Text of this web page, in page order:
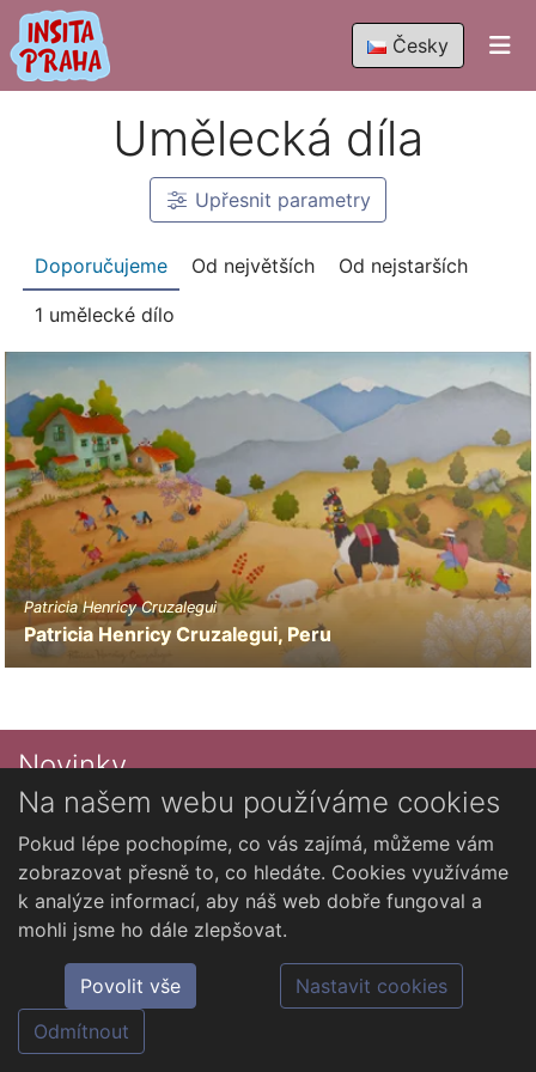
Česky
Umělecká díla
Upřesnit parametry
Doporučujeme Od největších Od nejstarších
1 umělecké dílo
Patricia Henricy Cruzalegui
Patricia Henricy Cruzalegui, Peru
Novinky
Česky
©2026 Spolek MoNaIV z.s. - Alexandra Dětinská
provozováno na systémumojepaleta.cz
Na našem webu používáme cookies
Pokud lépe pochopíme, co vás zajímá, můžeme vám
zobrazovat přesně to, co hledáte. Cookies využíváme
k analýze informací, aby náš web dobře fungoval a
mohli jsme ho dále zlepšovat.
Povolit vše
Nastavit cookies
Odmítnout